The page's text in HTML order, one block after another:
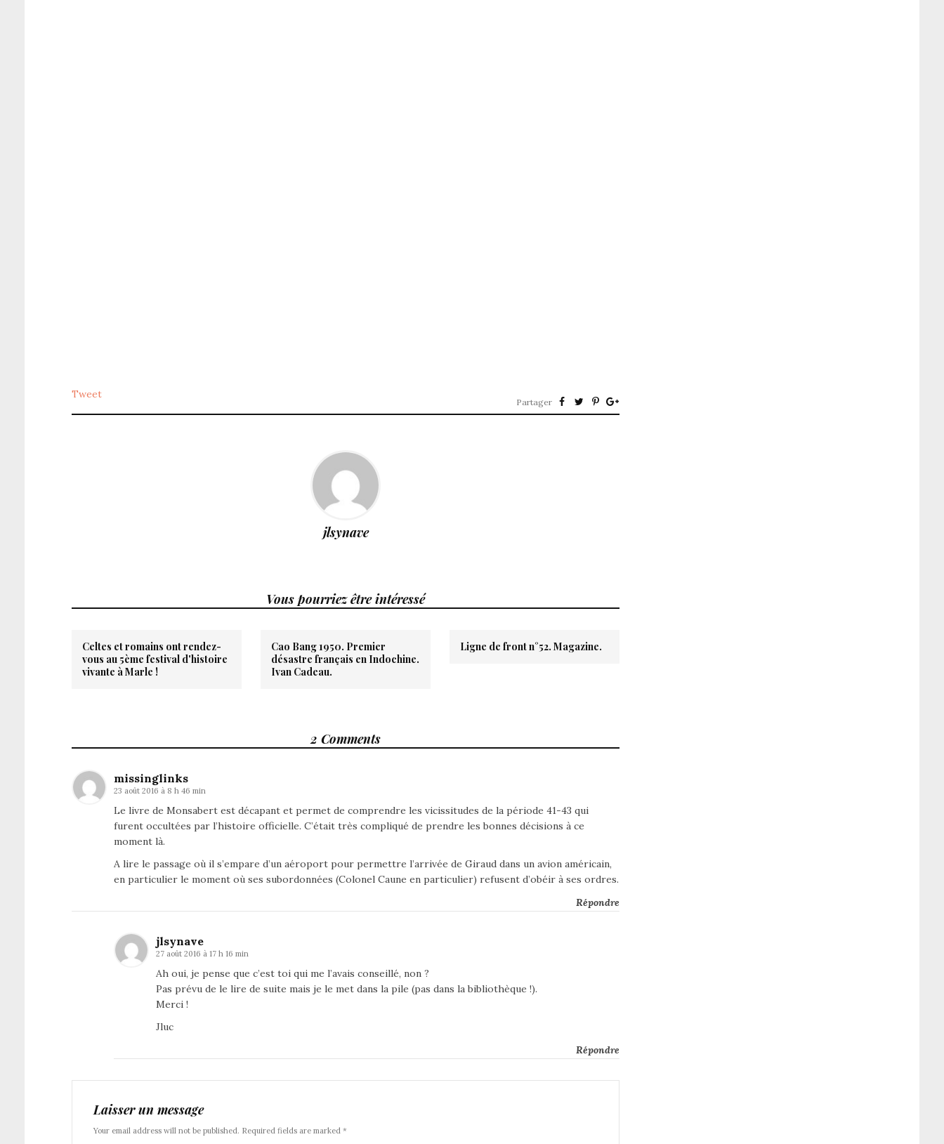
Tweet
Partager
jlsynave
Vous pourriez être intéressé
Celtes et romains ont rendez-
vous au 5ème festival d'histoire
vivante à Marle !
Cao Bang 1950. Premier
désastre français en Indochine.
Ivan Cadeau.
Ligne de front n°52. Magazine.
2 Comments
missinglinks
23 août 2016 à 8 h 46 min
Le livre de Monsabert est décapant et permet de comprendre les vicissitudes de la période 41-43 qui
furent occultées par l’histoire officielle. C’était très compliqué de prendre les bonnes décisions à ce
moment là.
A lire le passage où il s’empare d’un aéroport pour permettre l’arrivée de Giraud dans un avion américain,
en particulier le moment où ses subordonnées (Colonel Caune en particulier) refusent d’obéir à ses ordres.
Répondre
jlsynave
27 août 2016 à 17 h 16 min
Ah oui, je pense que c’est toi qui me l’avais conseillé, non ?
Pas prévu de le lire de suite mais je le met dans la pile (pas dans la bibliothèque !).
Merci !
Jluc
Répondre
Laisser un message
Your email address will not be published. Required fields are marked *